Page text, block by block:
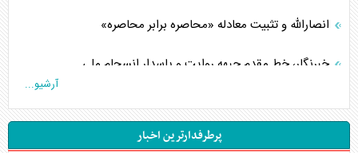
انصارالله و تثبیت معادله «محاصره برابر محاصره»
خبرنگار، خط مقدم جبهه روایت و پاسدار انسجام ملی
محدودیت صادرات نفت عربستان
آرشیو...
پرطرفدارترین اخبار